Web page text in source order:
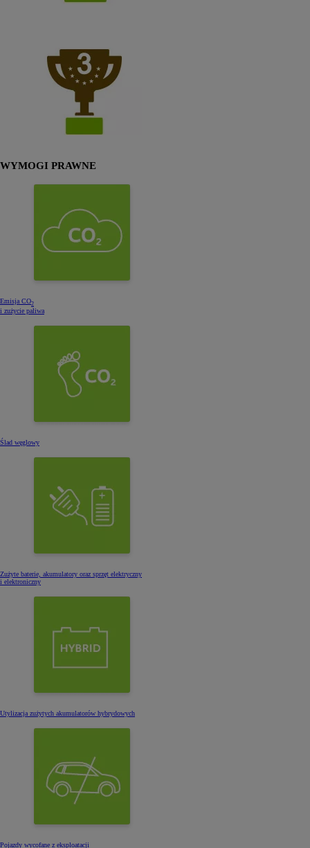
WYMOGI PRAWNE
Emisja CO2
i zużycie paliwa
Ślad węglowy
Zużyte baterie, akumulatory oraz sprzęt elektryczny
i elektroniczny
Utylizacja zużytych akumulatorów hybrydowych
Pojazdy wycofane z eksploatacji